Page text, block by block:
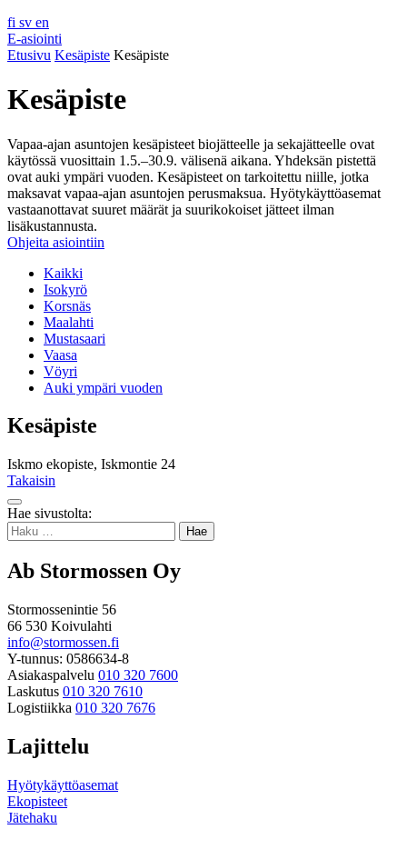
fi sv en
E-asiointi
Etusivu Kesäpiste Kesäpiste
Kesäpiste
Vapaa-ajan asuntojen kesäpisteet biojätteelle ja sekajätteelle ovat
käytössä vuosittain 1.5.–30.9. välisenä aikana. Yhdeksän pistettä
ovat auki ympäri vuoden. Kesäpisteet on tarkoitettu niille, jotka
maksavat vapaa-ajan asuntojen perusmaksua. Hyötykäyttöasemat
vastaanottavat suuret määrät ja suurikokoiset jätteet ilman
lisäkustannusta.
Ohjeita asiointiin
Kaikki
Isokyrö
Korsnäs
Maalahti
Mustasaari
Vaasa
Vöyri
Auki ympäri vuoden
Kesäpiste
Iskmo ekopiste, Iskmontie 24
Takaisin
Takaisin
ylös
Hae sivustolta:
Haku:
Ab Stormossen Oy
Stormossenintie 56
66 530 Koivulahti
info@stormossen.fi
Y-tunnus: 0586634-8
Asiakaspalvelu 010 320 7600
Laskutus 010 320 7610
Logistiikka 010 320 7676
Lajittelu
Hyötykäyttöasemat
Ekopisteet
Jätehaku